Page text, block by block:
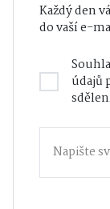
Každý den
do vaší e-
údajů